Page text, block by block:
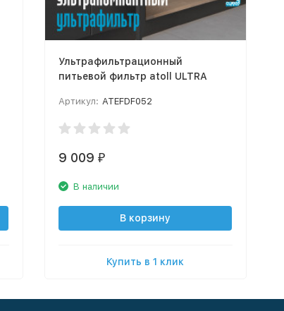
Ультрафильтрационный
питьевой фильтр atoll ULTRA
Артикул: ATEFDF052
9 009 ₽
В наличии
В корзину
Купить в 1 клик